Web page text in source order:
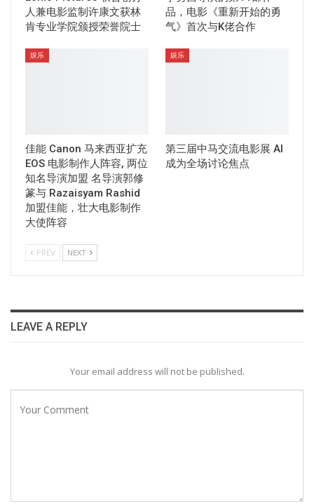
人兼电影监制许康文获林
肯专业学院颁授荣誉院士
品，电影《重新开始的勇
气》首次与K佬合作
娱乐
佳能 Canon 马来西亚扩充
EOS 电影制作人阵容, 两位
知名导演加盟 名导演郭修
篆与 Razaisyam Rashid
加盟佳能，壮大电影制作
大使阵容
娱乐
第三届中马交流电影展 AI
成为全场讨论焦点
PREV NEXT
LEAVE A REPLY
Your email address will not be published.